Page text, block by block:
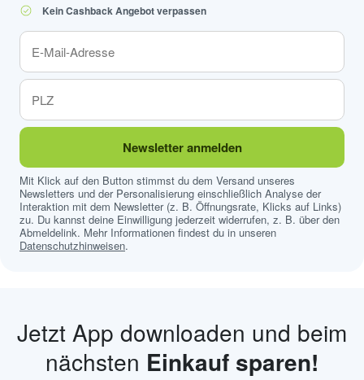
Kein Cashback Angebot verpassen
Newsletter anmelden
Mit Klick auf den Button stimmst du dem Versand unseres
Newsletters und der Personalisierung einschließlich Analyse der
Interaktion mit dem Newsletter (z. B. Öffnungsrate, Klicks auf Links)
zu. Du kannst deine Einwilligung jederzeit widerrufen, z. B. über den
Abmeldelink. Mehr Informationen findest du in unseren
Datenschutzhinweisen.
Jetzt App downloaden und beim
nächsten Einkauf sparen!